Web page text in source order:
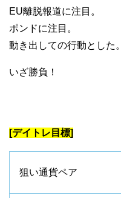
EU離脱報道に注目。
ポンドに注目。
動き出しての行動とした。
いざ勝負！
[デイトレ目標]
狙い通貨ペア